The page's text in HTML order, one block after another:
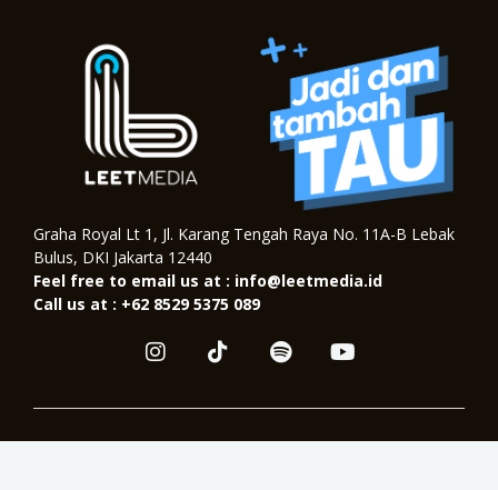
Graha Royal Lt 1, Jl. Karang Tengah Raya No. 11A-B Lebak
Bulus, DKI Jakarta 12440
Feel free to email us at : info@leetmedia.id
Call us at : +62 8529 5375 089
I
t
a
T
i
t
o
S
p
t
i
Y
t
u
Copyright © 2026. All Right Reserved